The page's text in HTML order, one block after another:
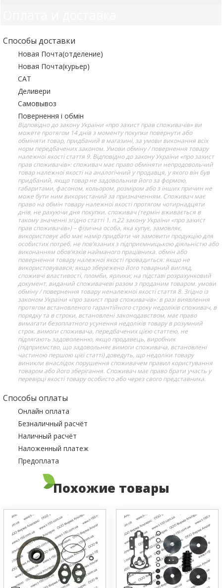
Способы доставки
Новая Почта(отделение)
Новая Почта(курьер)
САТ
Деливери
Самовывоз
Повернення і обмін
Відповідно до закону України «про захист прав споживачів» ви
можете протягом 14 днів з моменту покупки повернути або
обміняти товар, придбаний в магазині, за умови виконання всіх
норм передбачених законом. Умови обміну / повернення товару
належної якості стаття 9. Відповідно до закону України «про захист
прав споживачів»: споживач має право обміняти непродовольчий
товар належної якості на аналогічний у продавця, у якого він був
придбаний, якщо товар не задовольнив його за формою,
габаритами, фасоном, кольором, розміром або з інших причин не
може бути ним використаний за призначенням. Споживач має
право на обмін товару належної якості протягом чотирнадцяти
днів, не рахуючи дня покупки. споживач (термін вживається в
такому значенні згідно статті 1. п.22 закону України «про захист
прав споживачів») – фізична особа, яка купує, замовляє,
використовує або має намір придбати чи замовити продукцію для
особистих потреб, не пов’язаних з підприємницькою діяльністю або
виконанням обов’язків найманого працівника. обмін або
повернення товару належної якості провадиться: якщо не
використовувався; якщо збережено його товарний вигляд,
споживчі властивості, пломби, ярлики; на підставі розрахунковий
документ, виданий споживачеві разом з проданим товаром. умови
обміну / повернення товару неналежної якості стаття 8. Згідно із
законом України «про захист прав споживачів»: в разі виявлення
протягом встановленого гарантійного строку недоліків споживач, в
порядку та в строки, встановлені законодавством, має право
вимагати безоплатного усунення недоліків товару в розумний
строк. вимоги споживача, передбачених цією статтею, не
підлягають задоволенню, якщо продавець, виробник
(підприємство, що задовольняє вимоги споживача, встановлені
частиною першою цієї статті) доведуть, що недоліки товару
виникли внаслідок порушення споживачем правил користування
товаром або його зберігання. Споживач має право брати участь у
перевірці якості товару особисто або через свого представника.
Способы оплаты
Онлайн оплата
Безналичный расчёт
Наличный расчёт
Наложенный платеж
Предоплата
Похожие товары